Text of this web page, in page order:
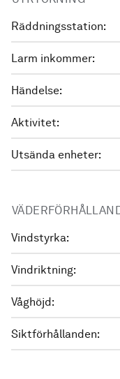
Räddningsstation:
Larm inkommer:
Händelse:
Aktivitet:
Utsända enheter:
Vindstyrka:
Vindriktning:
Våghöjd:
Siktförhållanden: